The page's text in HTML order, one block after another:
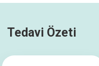
Tedavi Özeti